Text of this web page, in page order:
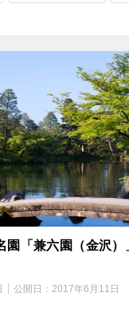
園「兼六園（金沢）
公開日： 2017年6月11日